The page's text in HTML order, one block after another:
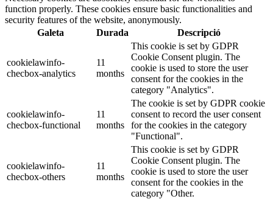
function properly. These cookies ensure basic functionalities and
security features of the website, anonymously.
Galeta
Durada Descripció
cookielawinfo-
checbox-analytics
11
months
This cookie is set by GDPR
Cookie Consent plugin. The
cookie is used to store the user
consent for the cookies in the
category "Analytics".
cookielawinfo-
checbox-functional
11
months
The cookie is set by GDPR cookie
consent to record the user consent
for the cookies in the category
"Functional".
cookielawinfo-
checbox-others
11
months
This cookie is set by GDPR
Cookie Consent plugin. The
cookie is used to store the user
consent for the cookies in the
category "Other.